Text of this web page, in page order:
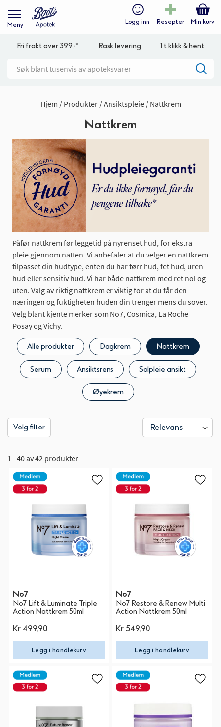
Meny Logg inn Resepter Min kurv
Fri frakt over 399,-* Rask levering 1 t klikk & hent
Hjem Produkter Ansiktspleie Nattkrem
Nattkrem
Påfør nattkrem før leggetid på nyrenset hud, for ekstra
pleie gjennom natten. Vi anbefaler at du velger en nattkrem
tilpasset din hudtype, enten du har tørr hud, fet hud, uren
hud eller sensitiv hud. Vi har både nattkrem med retinol og
uten. Valg av riktig nattkrem er viktig for at du får den
næringen og fuktigheten huden din trenger mens du sover.
Velg blant kjente merker som No7, Cosmica, La Roche
Posay og Vichy.
Alle produkter Dagkrem Nattkrem
Serum Ansiktsrens Solpleie ansikt
Øyekrem
Velg filter
1 - 40 av 42 produkter
No7
No7 Lift & Luminate Triple
Action Nattkrem 50ml
Kr 499,90
Legg i handlekurv
No7
No7 Restore & Renew Multi
Action Nattkrem 50ml
Kr 549,90
Legg i handlekurv